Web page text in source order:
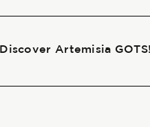
Artemisia GOTS!